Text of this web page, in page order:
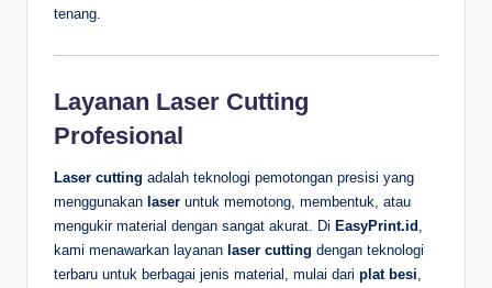
tenang.
Layanan Laser Cutting
Profesional
Laser cutting adalah teknologi pemotongan presisi yang
menggunakan laser untuk memotong, membentuk, atau
mengukir material dengan sangat akurat. Di EasyPrint.id
kami menawarkan layanan laser cutting dengan teknologi
terbaru untuk berbagai jenis material, mulai dari plat besi